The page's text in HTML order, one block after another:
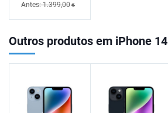
Antes: 1.399,00€
Outros produtos em iPhone 14